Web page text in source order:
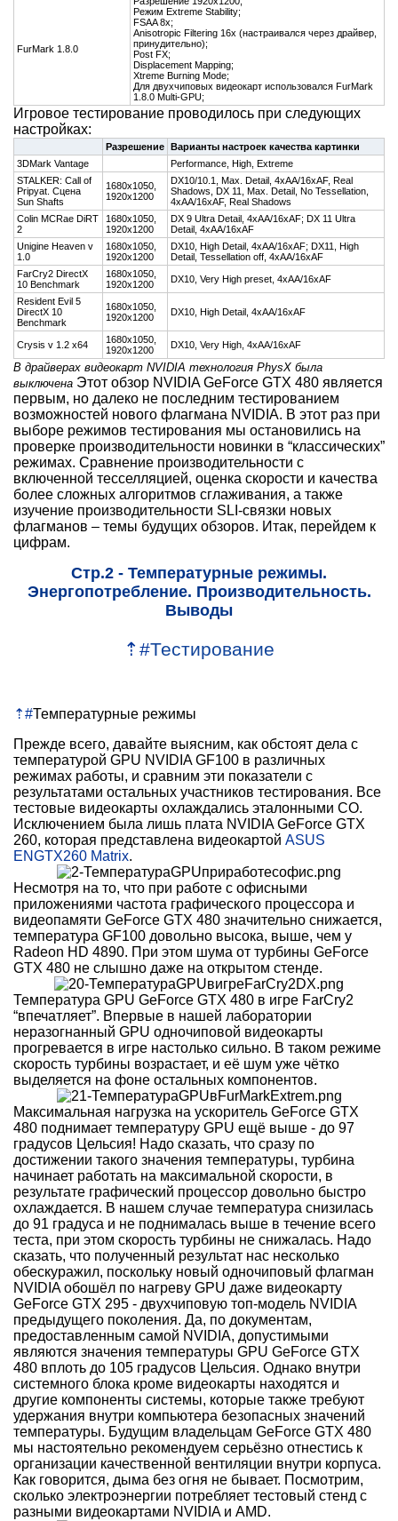
FurMark 1.8.0
Режим Extreme Stability;
FSAA 8x;
Anisotropic Filtering 16x (настраивался через драйвер,
принудительно);
Post FX;
Displacement Mapping;
Xtreme Burning Mode;
Для двухчиповых видеокарт использовался FurMark
1.8.0 Multi-GPU;
Игровое тестирование проводилось при следующих
настройках:
Разрешение Варианты настроек качества картинки
3DMark Vantage
Performance, High, Extreme
STALKER: Call of
Pripyat. Сцена
Sun Shafts
1680x1050,
1920x1200
DX10/10.1, Max. Detail, 4xAA/16xAF, Real
Shadows, DX 11, Max. Detail, No Tessellation,
4xAA/16xAF, Real Shadows
Colin MCRae DiRT
2
1680x1050,
1920x1200
DX 9 Ultra Detail, 4xAA/16xAF; DX 11 Ultra
Detail, 4xAA/16xAF
Unigine Heaven v
1.0
1680x1050,
1920x1200
DX10, High Detail, 4xAA/16xAF; DX11, High
Detail, Tessellation off, 4xAA/16xAF
FarCry2 DirectX
10 Benchmark
1680x1050,
1920x1200
DX10, Very High preset, 4xAA/16xAF
Resident Evil 5
DirectX 10
Benchmark
1680x1050,
1920x1200
DX10, High Detail, 4xAA/16xAF
Crysis v 1.2 x64
1680x1050,
1920x1200
DX10, Very High, 4xAA/16xAF
В драйверах видеокарт NVIDIA технология PhysX была
выключена Этот обзор NVIDIA GeForce GTX 480 является
первым, но далеко не последним тестированием
возможностей нового флагмана NVIDIA. В этот раз при
выборе режимов тестирования мы остановились на
проверке производительности новинки в “классических”
режимах. Сравнение производительности с
включенной тесселляцией, оценка скорости и качества
более сложных алгоритмов сглаживания, а также
изучение производительности SLI-связки новых
флагманов – темы будущих обзоров. Итак, перейдем к
цифрам.
Стр.2 - Температурные режимы.
Энергопотребление. Производительность.
Выводы
⇡ #Тестирование
⇡#Температурные режимы
Прежде всего, давайте выясним, как обстоят дела с
температурой GPU NVIDIA GF100 в различных
режимах работы, и сравним эти показатели с
результатами остальных участников тестирования. Все
тестовые видеокарты охлаждались эталонными СО.
Исключением была лишь плата NVIDIA GeForce GTX
260, которая представлена видеокартой ASUS
ENGTX260 Matrix.
Несмотря на то, что при работе с офисными
приложениями частота графического процессора и
видеопамяти GeForce GTX 480 значительно снижается,
температура GF100 довольно высока, выше, чем у
Radeon HD 4890. При этом шума от турбины GeForce
GTX 480 не слышно даже на открытом стенде.
Температура GPU GeForce GTX 480 в игре FarCry2
“впечатляет”. Впервые в нашей лаборатории
неразогнанный GPU одночиповой видеокарты
прогревается в игре настолько сильно. В таком режиме
скорость турбины возрастает, и её шум уже чётко
выделяется на фоне остальных компонентов.
Максимальная нагрузка на ускоритель GeForce GTX
480 поднимает температуру GPU ещё выше - до 97
градусов Цельсия! Надо сказать, что сразу по
достижении такого значения температуры, турбина
начинает работать на максимальной скорости, в
результате графический процессор довольно быстро
охлаждается. В нашем случае температура снизилась
до 91 градуса и не поднималась выше в течение всего
теста, при этом скорость турбины не снижалась. Надо
сказать, что полученный результат нас несколько
обескуражил, поскольку новый одночиповый флагман
NVIDIA обошёл по нагреву GPU даже видеокарту
GeForce GTX 295 - двухчиповую топ-модель NVIDIA
предыдущего поколения. Да, по документам,
предоставленным самой NVIDIA, допустимыми
являются значения температуры GPU GeForce GTX
480 вплоть до 105 градусов Цельсия. Однако внутри
системного блока кроме видеокарты находятся и
другие компоненты системы, которые также требуют
удержания внутри компьютера безопасных значений
температуры. Будущим владельцам GeForce GTX 480
мы настоятельно рекомендуем серьёзно отнестись к
организации качественной вентиляции внутри корпуса.
Как говорится, дыма без огня не бывает. Посмотрим,
сколько электроэнергии потребляет тестовый стенд с
разными видеокартами NVIDIA и AMD.